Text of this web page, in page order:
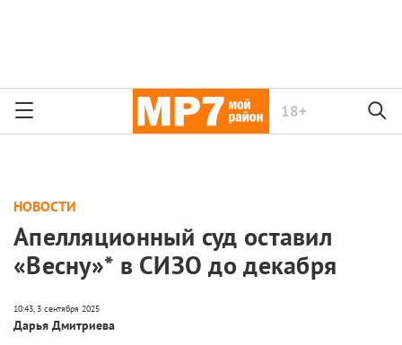
18+
НОВОСТИ
Апелляционный суд оставил
«Весну»* в СИЗО до декабря
Дарья Дмитриева